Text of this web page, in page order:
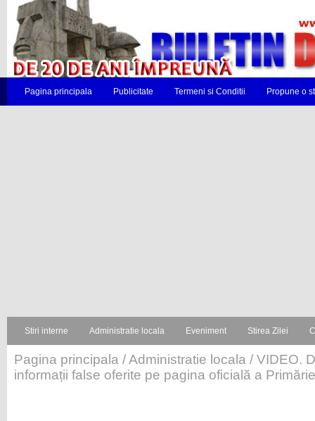
Pagina principala Publicitate Termeni si Conditii Propune o
Stiri interne Administratie locala Eveniment Stirea Zilei
Pagina principala /Administratie locala / VIDEO.
informații false oferite pe pagina oficială a